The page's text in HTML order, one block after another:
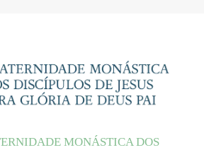
MONÁSTICA DOS